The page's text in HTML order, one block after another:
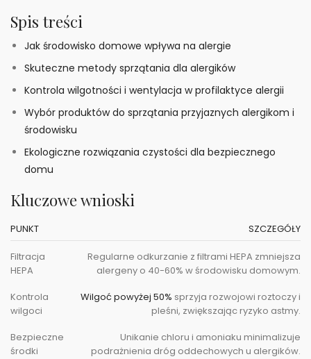
Spis treści
Jak środowisko domowe wpływa na alergie
Skuteczne metody sprzątania dla alergików
Kontrola wilgotności i wentylacja w profilaktyce alergii
Wybór produktów do sprzątania przyjaznych alergikom i
środowisku
Ekologiczne rozwiązania czystości dla bezpiecznego
domu
Kluczowe wnioski
PUNKT SZCZEGÓŁY
Filtracja
HEPA
Regularne odkurzanie z filtrami HEPA zmniejsza
alergeny o 40-60% w środowisku domowym.
Kontrola
wilgoci
Wilgoć powyżej 50% sprzyja rozwojowi roztoczy i
pleśni, zwiększając ryzyko astmy.
Bezpieczne
środki
Unikanie chloru i amoniaku minimalizuje
podrażnienia dróg oddechowych u alergików.